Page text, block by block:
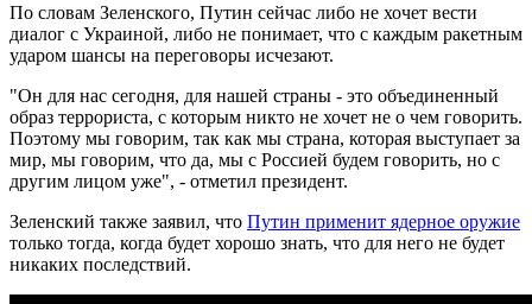
По словам Зеленского, Путин сейчас либо не хочет вести
диалог с Украиной, либо не понимает, что с каждым ракетным
ударом шансы на переговоры исчезают.
"Он для нас сегодня, для нашей страны - это объединенный
образ террориста, с которым никто не хочет не о чем говорить.
Поэтому мы говорим, так как мы страна, которая выступает за
мир, мы говорим, что да, мы с Россией будем говорить, но с
другим лицом уже", - отметил президент.
Зеленский также заявил, что Путин применит ядерное оружие
только тогда, когда будет хорошо знать, что для него не будет
никаких последствий.